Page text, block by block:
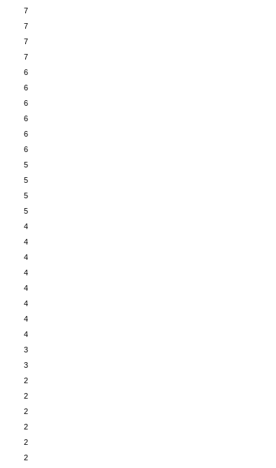
7
7
7
7
6
6
6
6
6
6
5
5
5
5
4
4
4
4
4
4
4
4
3
3
2
2
2
2
2
2